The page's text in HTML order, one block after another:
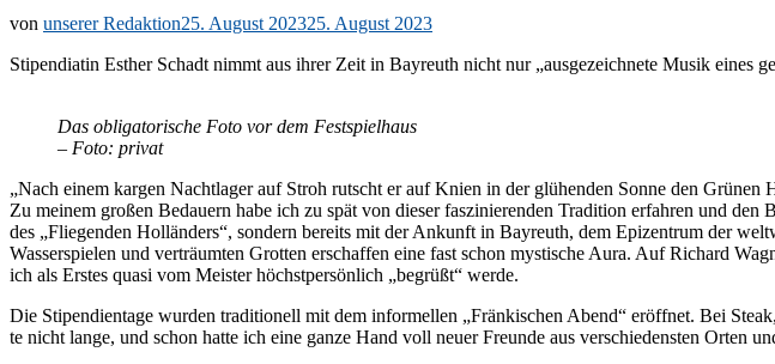
von unserer Redaktion25. August 202325. August 2023
Sti­pen­dia­tin Es­ther Schadt nimmt aus ih­rer Zeit in Bay­reuth nicht nur „aus­ge­zeich­ne­te Mu­sik
Das ob­li­ga­to­ri­sche Foto vor dem Fest­spiel­haus
– Foto: privat
„Nach ei­nem kar­gen Nacht­la­ger auf Stroh rutscht er auf Knien in der glü­hen­den Son­ne den
Zu mei­nem gro­ßen Be­dau­ern habe ich zu spät von die­ser fas­zi­nie­ren­den Tra­di­ti­on er­fah­ren und
des „Flie­gen­den Hol­län­ders“, son­dern be­reits mit der An­kunft in Bay­reuth, dem Epi­zen­trum der
Was­ser­spie­len und ver­träum­ten Grot­ten er­schaf­fen eine fast schon mys­ti­sche Aura. Auf Ri­chard
ich als Ers­tes qua­si vom Meis­ter höchst­per­sön­lich „be­grüßt“ werde.
Die Sti­pen­di­en­ta­ge wur­den tra­di­tio­nell mit dem in­for­mel­len „Frän­ki­schen Abend“ er­öff­net. Bei
te nicht lan­ge, und schon hat­te ich eine gan­ze Hand voll neu­er Freun­de aus ver­schie­dens­ten Or­ten